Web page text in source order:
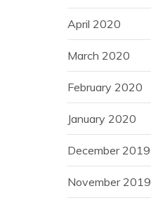
April 2020
March 2020
February 2020
January 2020
December 2019
November 2019